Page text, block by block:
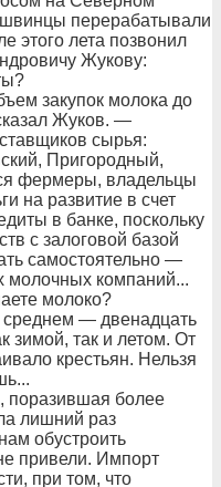
перерабатывали
этого лета позвонил
Жукову:
закупок молока до
Жуков. —
сырья:
Пригородный,
фермеры, владельцы
на развитие в счет
в банке, поскольку
с залоговой базой
самостоятельно —
молочных компаний...
молоко?
среднем — двенадцать
зимой, так и летом. От
крестьян. Нельзя
поразившая более
лишний раз
обустроить
привели. Импорт
при том, что